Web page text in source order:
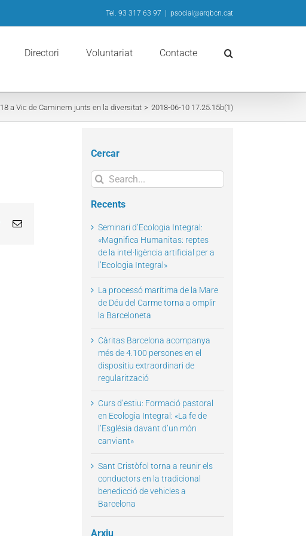
Tel. 93 317 63 97 psocial@arqbcn.cat
Directori Voluntariat Contacte
a Vic de Caminem junts en la diversitat 2018-06-10 17.25.15b(1)
PinterestEmail
Cercar
Search
for:
Recents
Seminari d’Ecologia Integral:
«Magnifica Humanitas: reptes
de la intel·ligència artificial per a
l’Ecologia Integral»
La processó marítima de la Mare
de Déu del Carme torna a omplir
la Barceloneta
Càritas Barcelona acompanya
més de 4.100 persones en el
dispositiu extraordinari de
regularització
Curs d’estiu: Formació pastoral
en Ecologia Integral: «La fe de
l’Església davant d’un món
canviant»
Sant Cristòfol torna a reunir els
conductors en la tradicional
benedicció de vehicles a
Barcelona
Arxiu